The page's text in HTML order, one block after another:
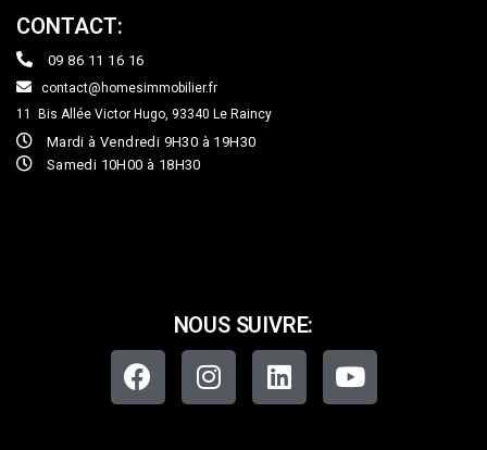
CONTACT:
09 86 11 16 16
contact@homesimmobilier.fr
11 Bis Allée Victor Hugo, 93340 Le Raincy
Mardi à Vendredi 9H30 à 19H30
Samedi 10H00 à 18H30
NOUS SUIVRE: